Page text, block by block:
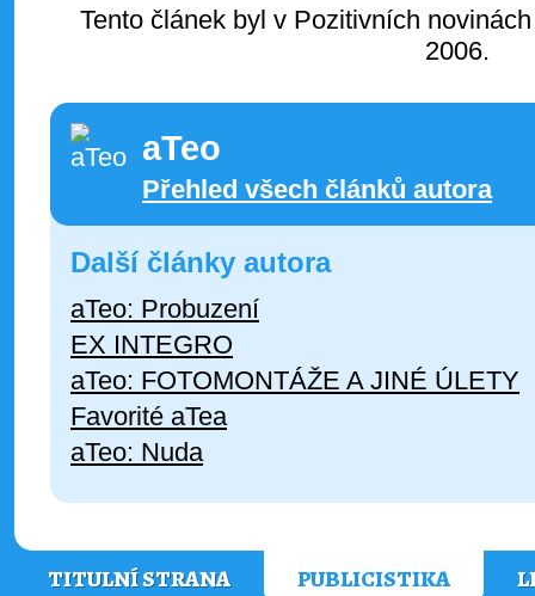
Tento článek byl v Pozitivních
2006.
aTeo
Přehled všech článků autora
Další články autora
aTeo: Probuzení
EX INTEGRO
aTeo: FOTOMONTÁŽE A JINÉ ÚLETY
Favorité aTea
aTeo: Nuda
TITULNÍ STRANA PUBLICISTIKA